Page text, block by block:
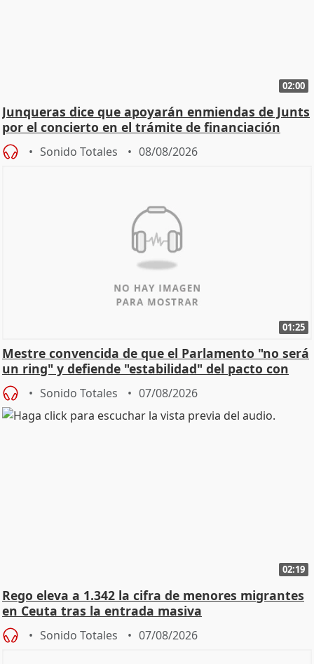
02:00
Junqueras dice que apoyarán enmiendas de Junts
por el concierto en el trámite de financiación
Sonido Totales 08/08/2026
01:25
Mestre convencida de que el Parlamento "no será
un ring" y defiende "estabilidad" del pacto con
Vox
Sonido Totales 07/08/2026
02:19
Rego eleva a 1.342 la cifra de menores migrantes
en Ceuta tras la entrada masiva
Sonido Totales 07/08/2026